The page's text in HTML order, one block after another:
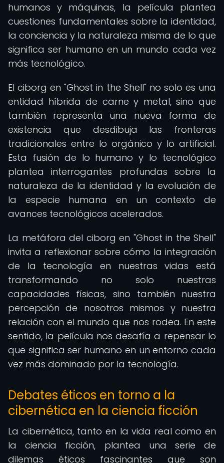
humanos y máquinas, la película plantea
cuestiones fundamentales sobre la identidad,
la conciencia y la naturaleza misma de lo que
significa ser humano en un mundo cada vez
más tecnológico.
El ciborg en "Ghost in the Shell" no solo es una
entidad híbrida de carne y metal, sino que
también representa una nueva forma de
existencia que desdibuja las fronteras
tradicionales entre lo orgánico y lo artificial.
Esta fusión de lo humano y lo tecnológico
plantea interrogantes profundas sobre la
naturaleza de la identidad y la evolución de
la especie humana en un contexto de
avances tecnológicos acelerados.
La metáfora del ciborg en "Ghost in the Shell"
invita a reflexionar sobre cómo la integración
de la tecnología en nuestras vidas está
transformando no solo nuestras
capacidades físicas, sino también nuestra
percepción de nosotros mismos y nuestra
relación con el mundo que nos rodea. En este
sentido, la película nos desafía a repensar lo
que significa ser humano en un entorno cada
vez más dominado por la tecnología.
Debates éticos en torno a la
cibernética en la ciencia ficción
La cibernética, tanto en la vida real como en
la ciencia ficción, plantea una serie de
dilemas éticos fascinantes que son